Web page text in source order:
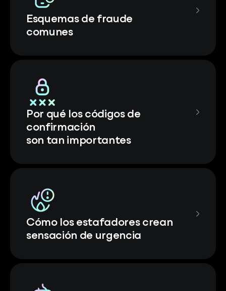
Esquemas de fraude
comunes
Por qué los códigos de
confirmación
son tan importantes
Cómo los estafadores crean
sensación de urgencia